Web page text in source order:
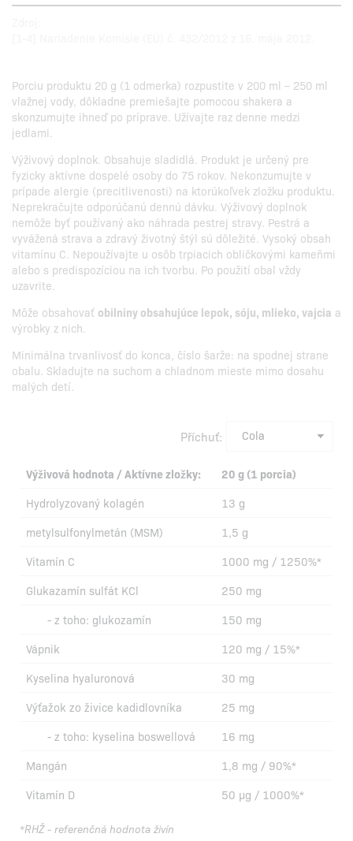
Porciu produktu 20 g (1 odmerka) rozpustite v 200 ml – 250 ml
vlažnej vody, dôkladne premiešajte pomocou shakera a
skonzumujte ihneď po príprave. Užívajte raz denne medzi
jedlami.
Výživový doplnok. Obsahuje sladidlá. Produkt je určený pre
fyzicky aktívne dospelé osoby do 75 rokov. Nekonzumujte v
prípade alergie (precitlivenosti) na ktorúkoľvek zložku produktu.
Neprekračujte odporúčanú dennú dávku. Výživový doplnok
nemôže byť používaný ako náhrada pestrej stravy. Pestrá a
vyvážená strava a zdravý životný štýl sú dôležité. Vysoký obsah
vitamínu C. Nepoužívajte u osôb trpiacich obličkovými kameňmi
alebo s predispozíciou na ich tvorbu. Po použití obal vždy
uzavrite.
Môže obsahovať obilniny obsahujúce lepok, sóju, mlieko, vajcia a
výrobky z nich.
Minimálna trvanlivosť do konca, číslo šarže: na spodnej strane
obalu. Skladujte na suchom a chladnom mieste mimo dosahu
malých detí.
Příchuť:
Výživová hodnota / Aktívne zložky:
20 g (1 porcia)
Hydrolyzovaný kolagén
13 g
metylsulfonylmetán (MSM)
1,5 g
Vitamín C
1000 mg / 1250%*
Glukazamín sulfát KCl
250 mg
- z toho: glukozamín
150 mg
Vápnik
120 mg / 15%*
Kyselina hyaluronová
30 mg
Výťažok zo živice kadidlovníka
25 mg
- z toho: kyselina boswellová
16 mg
Mangán
1,8 mg / 90%*
Vitamín D
50 µg / 1000%*
*RHŽ - referenčná hodnota živín